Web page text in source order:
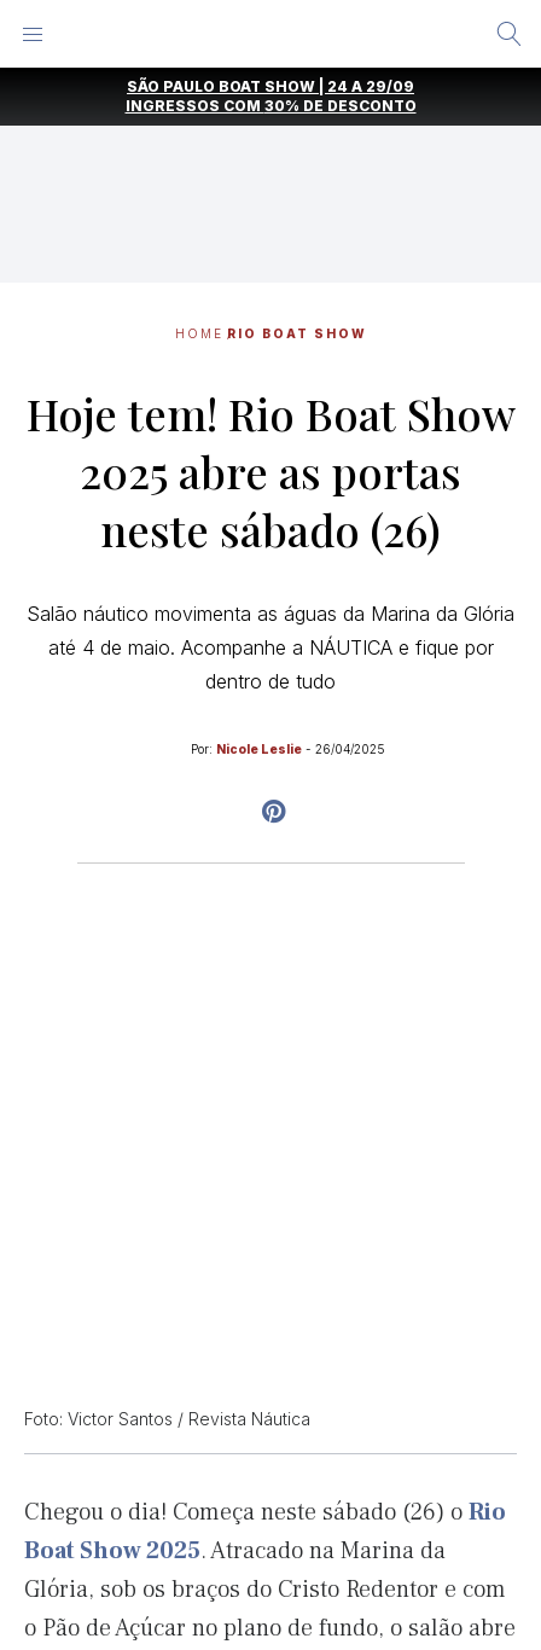
SÃO PAULO BOAT SHOW | 24 A 29/09
INGRESSOS COM 30% DE DESCONTO
HOME RIO BOAT SHOW
Hoje tem! Rio Boat Show
2025 abre as portas
neste sábado (26)
Salão náutico movimenta as águas da Marina da Glória
até 4 de maio. Acompanhe a NÁUTICA e fique por
dentro de tudo
Por: Nicole Leslie - 26/04/2025
Foto: Victor Santos / Revista Náutica
Chegou o dia! Começa neste sábado (26) oRio
Boat Show 2025. Atracado na Marina da
Glória, sob os braços do Cristo Redentor e com
o Pão de Açúcar no plano de fundo, o salão abre